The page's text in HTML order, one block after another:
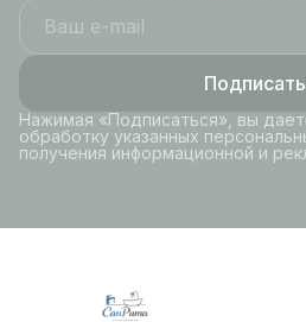
Нажимая «Подписаться», вы
обработку указанных
получения информационной и